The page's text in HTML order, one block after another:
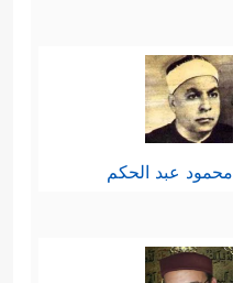
محمود عبد الحكم